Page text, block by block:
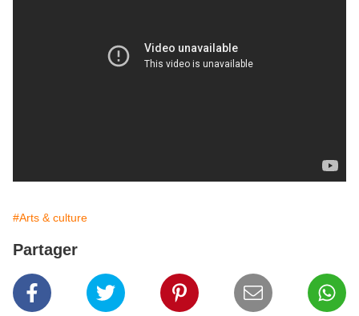
#Arts & culture
Partager